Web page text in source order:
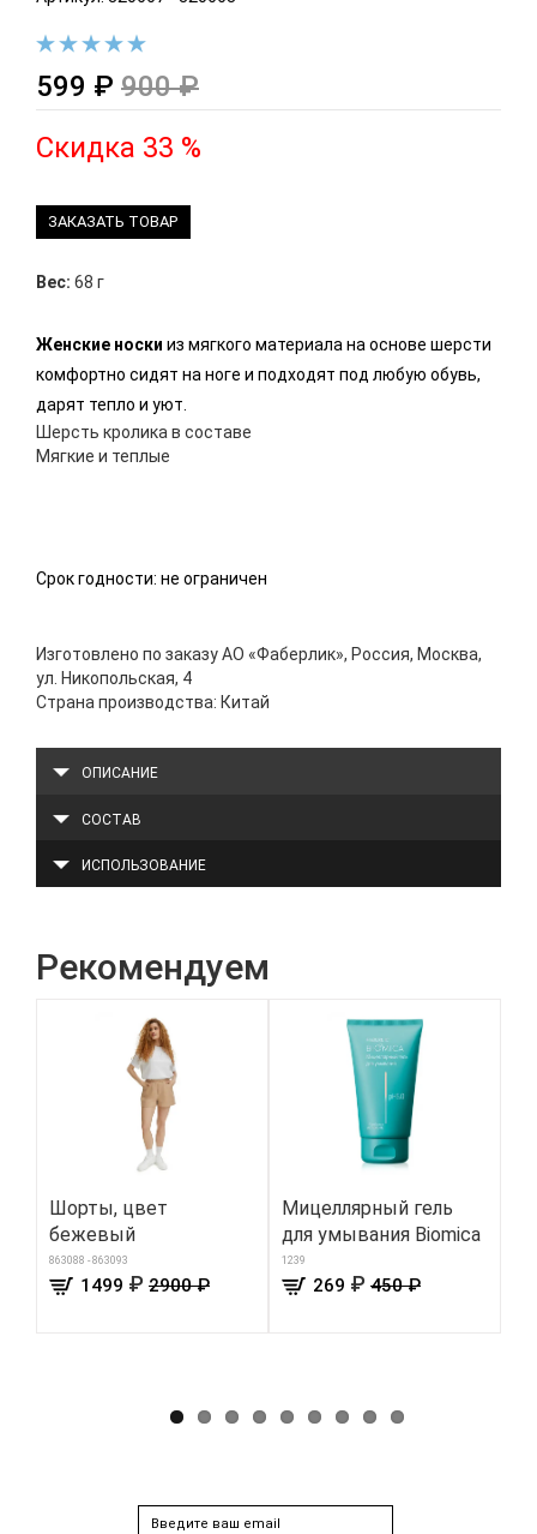
599 ₽ 900 ₽
Скидка 33 %
ЗАКАЗАТЬ ТОВАР
Вес: 68 г
Женские носки из мягкого материала на основе шерсти
комфортно сидят на ноге и подходят под любую обувь,
дарят тепло и уют.
Шерсть кролика в составе
Мягкие и теплые
Срок годности: не ограничен
Изготовлено по заказу АО «Фаберлик», Россия, Москва,
ул. Никопольская, 4
Страна производства: Китай
ОПИСАНИЕ
СОСТАВ
ИСПОЛЬЗОВАНИЕ
Рекомендуем
Шорты, цвет
бежевый
863088 - 863093
1499 ₽ 2900 ₽
Мицеллярный гель
для умывания Biomica
1239
269 ₽ 450 ₽